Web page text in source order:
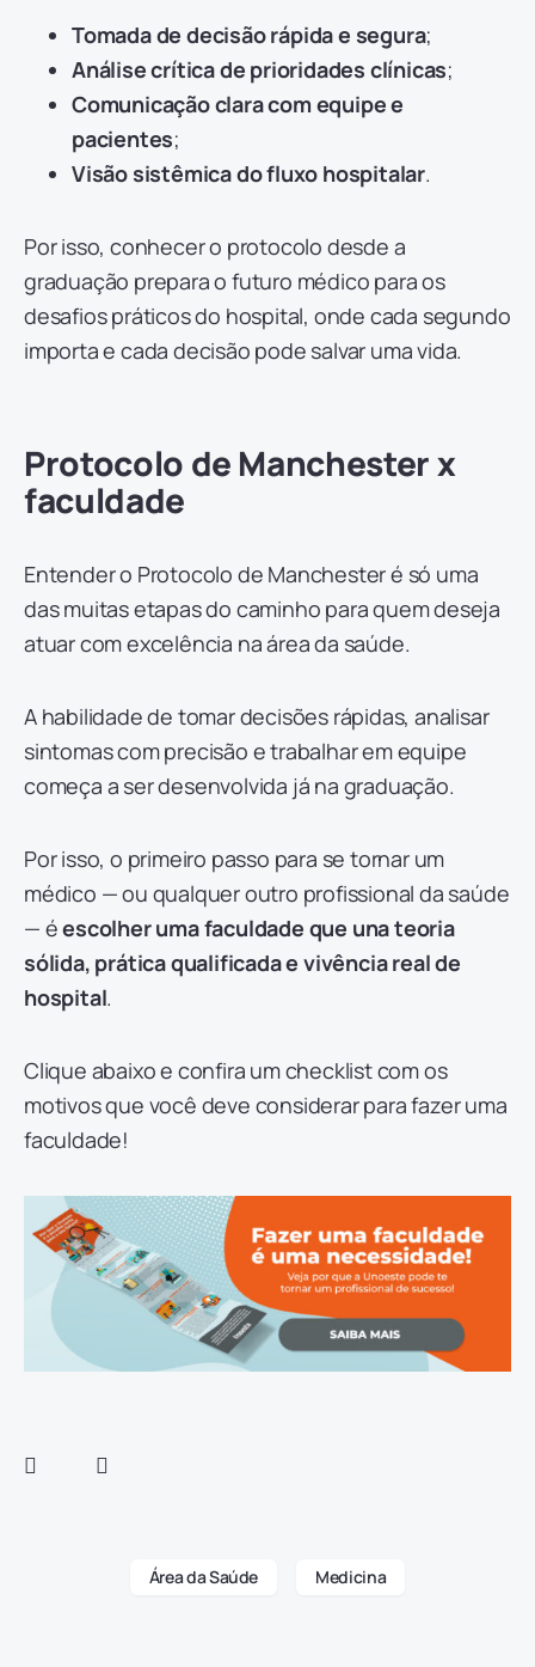
Tomada de decisão rápida e segura;
Análise crítica de prioridades clínicas;
Comunicação clara com equipe e
pacientes;
Visão sistêmica do fluxo hospitalar.
Por isso, conhecer o protocolo desde a
graduação prepara o futuro médico para os
desafios práticos do hospital, onde cada segundo
importa e cada decisão pode salvar uma vida.
Protocolo de Manchester x
faculdade
Entender o Protocolo de Manchester é só uma
das muitas etapas do caminho para quem deseja
atuar com excelência na área da saúde.
A habilidade de tomar decisões rápidas, analisar
sintomas com precisão e trabalhar em equipe
começa a ser desenvolvida já na graduação.
Por isso, o primeiro passo para se tornar um
médico — ou qualquer outro profissional da saúde
— éescolher uma faculdade que una teoria
sólida, prática qualificada e vivência real de
hospital.
Clique abaixo e confira um checklist com os
motivos que você deve considerar para fazer uma
faculdade!
Área da Saúde Medicina